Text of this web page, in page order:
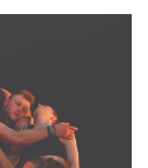
me invita a
lugar de
y